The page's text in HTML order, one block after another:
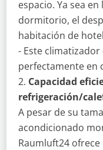
espacio. Ya sea
dormitorio, el
habitación de hotel
- Este
perfectamente en
Capacidad
refrigeración/
A pesar de su
acondicionado
Raumluft24